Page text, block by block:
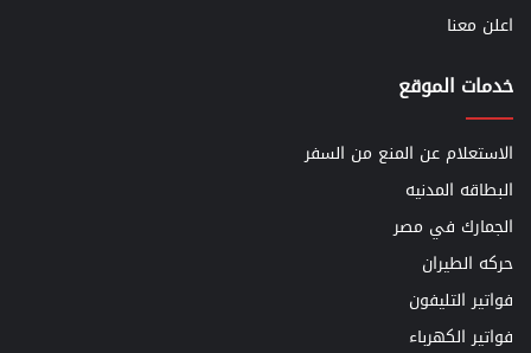
اعلن معنا
خدمات الموقع
الاستعلام عن المنع من السفر
البطاقه المدنيه
الجمارك في مصر
حركه الطيران
فواتير التليفون
فواتير الكهرباء